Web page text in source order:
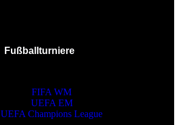
Fußballturniere
FIFA WM
UEFA EM
UEFA Champions League